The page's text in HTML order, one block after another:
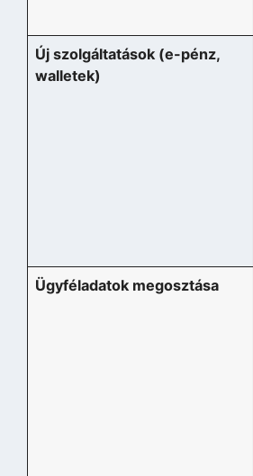
Új szolgáltatások (e-pénz,
walletek)
Ügyféladatok megosztása